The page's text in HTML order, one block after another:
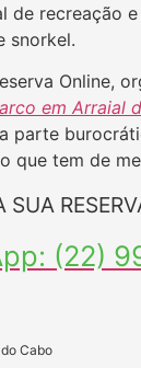
de recreação
snorkel.
Online,
em Arraial
parte
que tem de
SUA
(22)
Cabo